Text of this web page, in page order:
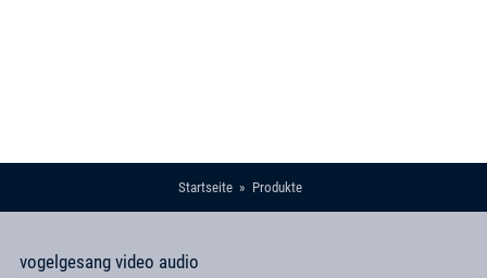
Startseite Produkte
vogelgesang video audio